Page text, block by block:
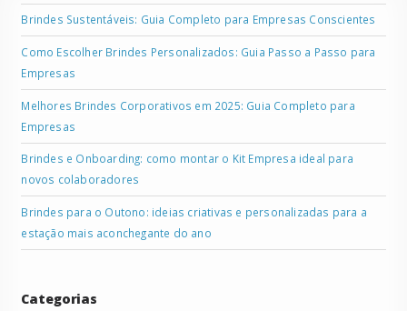
Brindes Sustentáveis: Guia Completo para Empresas Conscientes
Como Escolher Brindes Personalizados: Guia Passo a Passo para
Empresas
Melhores Brindes Corporativos em 2025: Guia Completo para
Empresas
Brindes e Onboarding: como montar o Kit Empresa ideal para
novos colaboradores
Brindes para o Outono: ideias criativas e personalizadas para a
estação mais aconchegante do ano
Categorias